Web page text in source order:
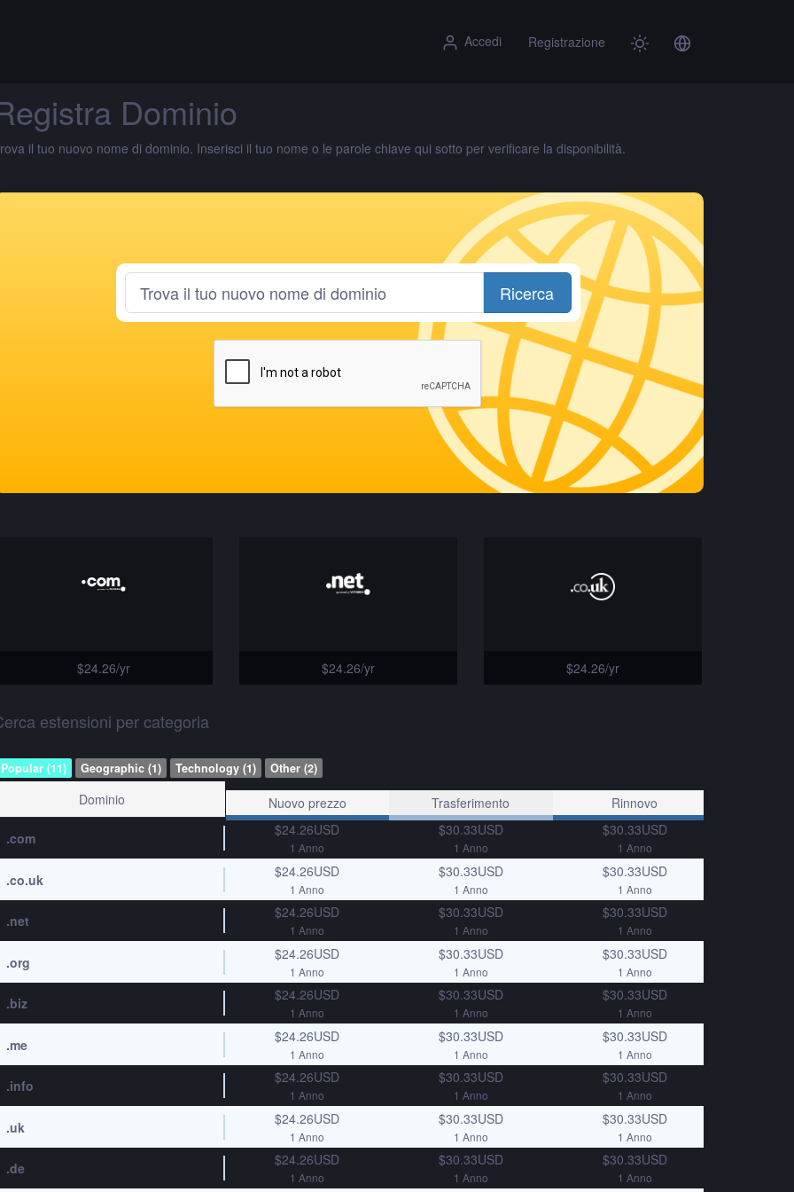
Accedi Registrazione
Dominio
il tuo nuovo nome di dominio. Inserisci il tuo nome o le parole chiave qui sotto per verificare la disponibilità.
Ricerca
$24.26/yr $24.26/yr $24.26/yr
estensioni per categoria
Popular (11) Geographic (1) Technology (1) Other (2)
Dominio Nuovo prezzo Trasferimento
Rinnovo
.com
$24.26USD
1 Anno
$30.33USD
1 Anno
$30.33USD
1 Anno
.co.uk $24.26USD
1 Anno
$30.33USD
1 Anno
$30.33USD
1 Anno
.net $24.26USD
1 Anno
$30.33USD
1 Anno
$30.33USD
1 Anno
.org $24.26USD
1 Anno
$30.33USD
1 Anno
$30.33USD
1 Anno
.biz $24.26USD
1 Anno
$30.33USD
1 Anno
$30.33USD
1 Anno
.me $24.26USD
1 Anno
$30.33USD
1 Anno
$30.33USD
1 Anno
.info $24.26USD
1 Anno
$30.33USD
1 Anno
$30.33USD
1 Anno
.uk $24.26USD
1 Anno
$30.33USD
1 Anno
$30.33USD
1 Anno
.de $24.26USD
1 Anno
$30.33USD
1 Anno
$30.33USD
1 Anno